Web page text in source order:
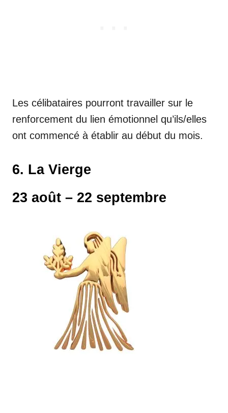
Les célibataires pourront travailler sur le
renforcement du lien émotionnel qu’ils/elles
ont commencé à établir au début du mois.
6. La Vierge
23 août – 22 septembre